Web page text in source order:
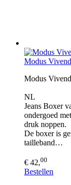
Modus
Modus
NL
Jeans Boxer
ondergoed
druk noppen.
De boxer is
tailleband…
€ 42,00
Bestellen